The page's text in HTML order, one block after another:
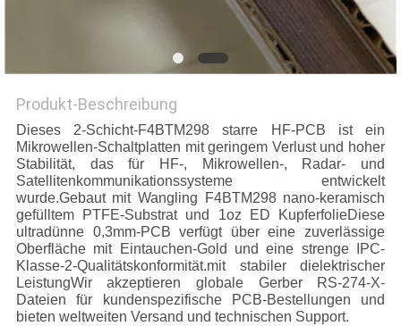
Produkt-Beschreibung
Dieses 2-Schicht-F4BTM298 starre HF-PCB ist ein
Mikrowellen-Schaltplatten mit geringem Verlust und hoher
Stabilität, das für HF-, Mikrowellen-, Radar- und
Satellitenkommunikationssysteme entwickelt
wurde.Gebaut mit Wangling F4BTM298 nano-keramisch
gefülltem PTFE-Substrat und 1oz ED KupferfolieDiese
ultradünne 0,3mm-PCB verfügt über eine zuverlässige
Oberfläche mit Eintauchen-Gold und eine strenge IPC-
Klasse-2-Qualitätskonformität.mit stabiler dielektrischer
LeistungWir akzeptieren globale Gerber RS-274-X-
Dateien für kundenspezifische PCB-Bestellungen und
bieten weltweiten Versand und technischen Support.